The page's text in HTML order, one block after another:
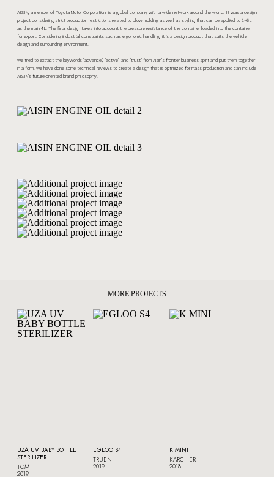
AISIN, a member of Toyota Motor Corporation, is a global company with a wide network around the world. It was a design
project considering strict production restrictions related to blow molding as well as styling that can be applied to 1~6L
as the main 4L. The final design takes into account the pressure resistance of the container loaded into the container
for export. Considering industrial constraints such as ergonomic handling, it is a design product that suits the vehicle
design and surrounding environment.
We tried to extract the keywords "advance", "active", and "trust" from Aisin's frontier business spirit and put them together
in a form. We have done some technical reviews to create a design that is optimized for mass production and can include
AISIN's future-oriented brand philosophy.
MORE PROJECTS
UZA UV BABY BOTTLE
STERILIZER
TGM
2019
EGLOO S4
TRUEN
2019
K MINI
KARCHER
2018